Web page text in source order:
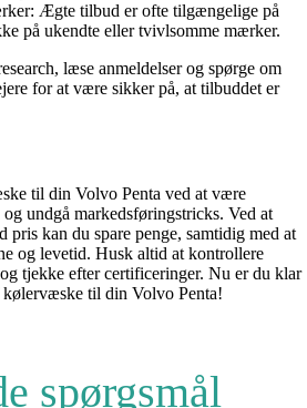
Ægte tilbud er ofte tilgængelige på
på ukendte eller tvivlsomme mærker.
læse anmeldelser og spørge om
for at være sikker på, at tilbuddet er
til din Volvo Penta ved at være
undgå markedsføringstricks. Ved at
kan du spare penge, samtidig med at
og levetid. Husk altid at kontrollere
tjekke efter certificeringer. Nu er du klar
kølervæske til din Volvo Penta!
spørgsmål